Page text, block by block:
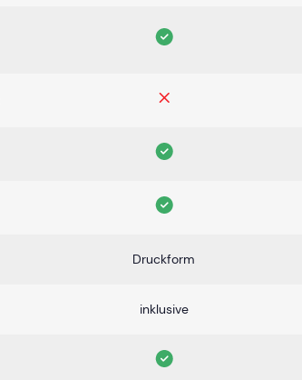
Druckform
inklusive